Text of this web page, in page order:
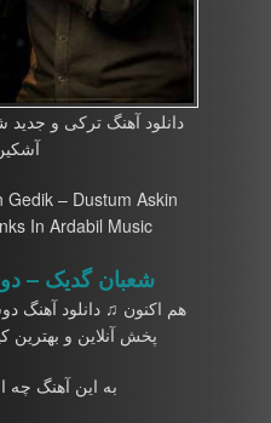
دانلود آهنگ ترکی و
Gedik – Dustum Askin
In Ardabil Music
شعبان گدیک –
هم اکنون ♫ دانلود آهنگ
پخش آنلاین و بهترین
به این آهنگ چه